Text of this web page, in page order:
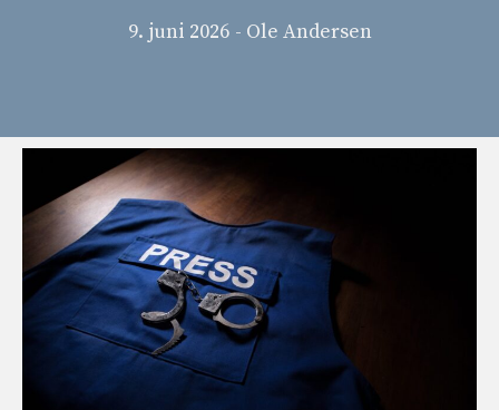
9. juni 2026 - Ole Andersen